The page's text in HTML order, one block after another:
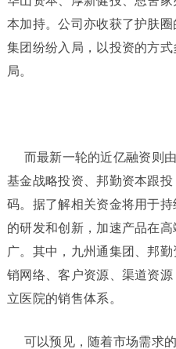
本加持。公司亦收获了护肤
集团纷纷入局，以投资的方
局。
而最新一轮的近亿融资则
基金战略投资、邦勤资本跟
码。据了解相关资金将用于
的研发和创新，加速产品在
广。其中，九州通集团、邦
销网络、客户资源、渠道资
立医院的销售体系。
可以预见，随着市场需求